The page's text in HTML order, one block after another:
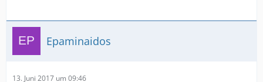
Epaminaidos
13. Juni 2017 um 09:46